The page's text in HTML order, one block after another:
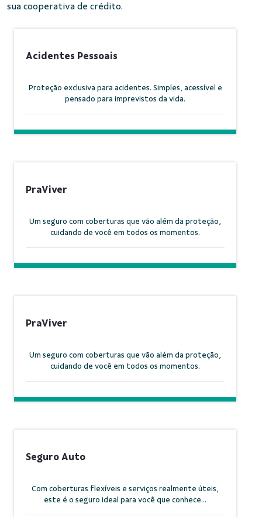
sua cooperativa de crédito.
Acidentes Pessoais
Proteção exclusiva para acidentes. Simples, acessível e
pensado para imprevistos da vida.
PraViver
Um seguro com coberturas que vão além da proteção,
cuidando de você em todos os momentos.
PraViver
Um seguro com coberturas que vão além da proteção,
cuidando de você em todos os momentos.
Seguro Auto
Com coberturas flexíveis e serviços realmente úteis,
este é o seguro ideal para você que conhece...